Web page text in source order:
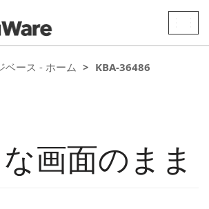
ベース - ホーム KBA-36486
画面のまま